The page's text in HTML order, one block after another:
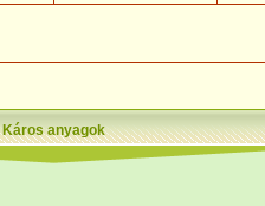
Káros anyagok